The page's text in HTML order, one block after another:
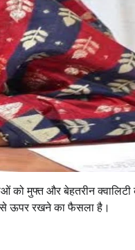
को मुफ्त और बेहतरीन
ऊपर रखने का फैसला है।